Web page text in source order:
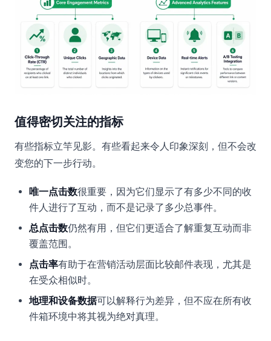
值得密切关注的指标
有些指标立竿见影。有些看起来令人印象深刻，但不会改
变您的下一步行动。
唯一点击数很重要，因为它们显示了有多少不同的收
件人进行了互动，而不是记录了多少总事件。
总点击数仍然有用，但它们更适合了解重复互动而非
覆盖范围。
点击率有助于在营销活动层面比较邮件表现，尤其是
在受众相似时。
地理和设备数据可以解释行为差异，但不应在所有收
件箱环境中将其视为绝对真理。